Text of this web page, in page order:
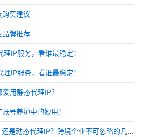
购买建议
品牌推荐
IP服务，看谁最稳定！
IP服务，看谁最稳定！
用静态代理IP？
号养护中的妙用！
选固定IP（静态代理IP）还是动态代理IP？跨境企业不可忽略的几点